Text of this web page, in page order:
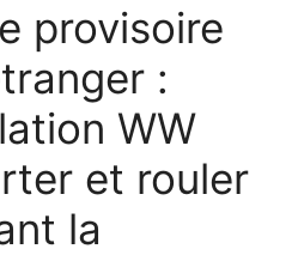
provisoire
:
WW
et rouler
la